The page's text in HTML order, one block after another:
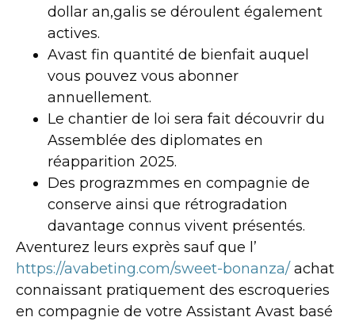
dollar an,galis se déroulent également
actives.
Avast fin quantité de bienfait auquel
vous pouvez vous abonner
annuellement.
Le chantier de loi sera fait découvrir du
Assemblée des diplomates en
réapparition 2025.
Des prograzmmes en compagnie de
conserve ainsi que rétrogradation
davantage connus vivent présentés.
Aventurez leurs exprès sauf que l’
https://avabeting.com/sweet-bonanza/ achat
connaissant pratiquement des escroqueries
en compagnie de votre Assistant Avast basé